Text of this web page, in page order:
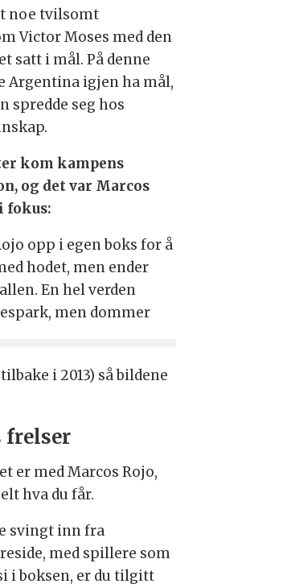
noe tvilsomt
Victor Moses med den
satt i mål. På denne
Argentina igjen ha mål,
spredde seg hos
kom kampens
og det var Marcos
fokus:
opp i egen boks for å
hodet, men ender
En hel verden
men dommer
i 2013) så bildene
frelser
er med Marcos Rojo,
hva du får.
svingt inn fra
med spillere som
i boksen, er du tilgitt